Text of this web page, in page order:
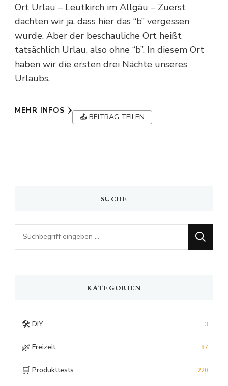
Ort Urlau – Leutkirch im Allgäu – Zuerst
dachten wir ja, dass hier das “b” vergessen
wurde. Aber der beschauliche Ort heißt
tatsächlich Urlau, also ohne “b”. In diesem Ort
haben wir die ersten drei Nächte unseres
Urlaubs.
MEHR INFOS
📤 BEITRAG TEILEN
SUCHE
Looking
for
KATEGORIEN
🛠️ DIY 3
🌿 Freizeit 87
🛒 Produkttests 220